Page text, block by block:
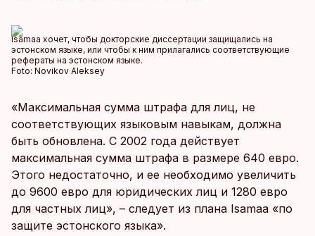
Isamaa хочет, чтобы докторские диссертации защищались на
эстонском языке, или чтобы к ним прилагались соответствующие
рефераты на эстонском языке.
Foto: Novikov Aleksey
«Максимальная сумма штрафа для лиц, не
соответствующих языковым навыкам, должна
быть обновлена. С 2002 года действует
максимальная сумма штрафа в размере 640 евро.
Этого недостаточно, и ее необходимо увеличить
до 9600 евро для юридических лиц и 1280 евро
для частных лиц», – следует из плана Isamaa «по
защите эстонского языка».